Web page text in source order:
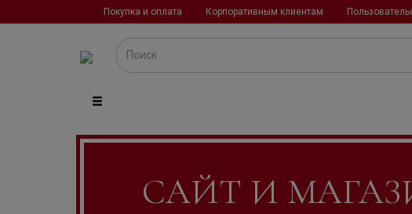
Покупка и оплата Корпоративным клиентам
САЙТ И